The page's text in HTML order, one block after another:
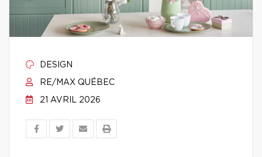
DESIGN
RE/MAX QUÉBEC
21 AVRIL 2026